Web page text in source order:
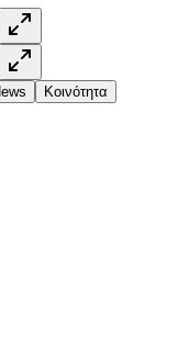
Κοινότητα